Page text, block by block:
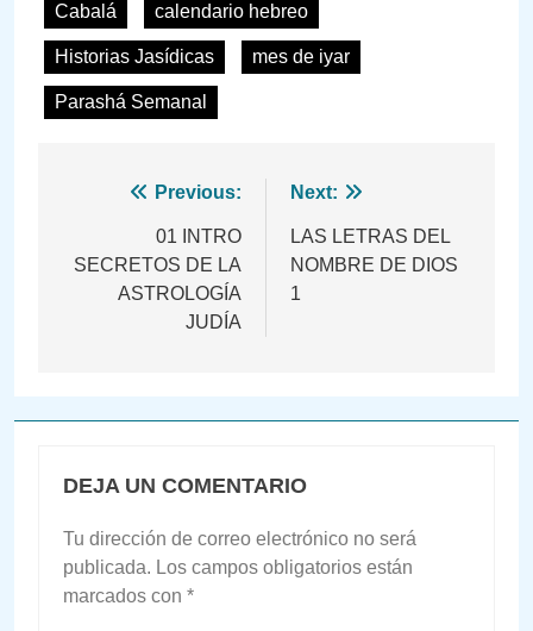
Cabalá calendario hebreo
Historias Jasídicas mes de iyar
Parashá Semanal
Navegación
entradas
Previous:
01 INTRO
SECRETOS DE LA
ASTROLOGÍA
JUDÍA
Next:
LAS LETRAS DEL
NOMBRE DE DIOS
1
DEJA UN COMENTARIO
Tu dirección de correo electrónico no será
publicada. Los campos obligatorios están
marcados con *